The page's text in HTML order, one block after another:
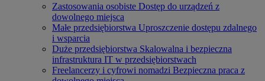
Zastosowania osobiste Dostęp do urządzeń z
dowolnego miejsca
Małe przedsiębiorstwa Uproszczenie dostępu zdalnego
i wsparcia
Duże przedsiębiorstwa Skalowalna i bezpieczna
infrastruktura IT w przedsiębiorstwach
Freelancerzy i cyfrowi nomadzi Bezpieczna praca z